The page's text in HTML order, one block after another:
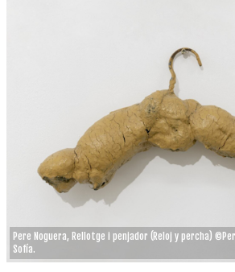
Pere Noguera, Rellotge i penjador (Reloj y percha)
Sofía.